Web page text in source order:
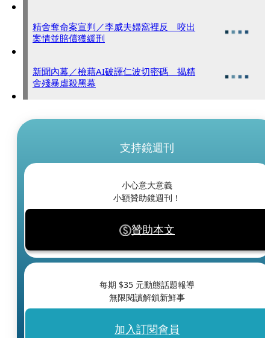
精舍奪命案宣判／李威夫婦窩裡反 咬出
案情並賠償獲緩刑
新聞內幕／檢藉AI破譯仁波切密碼 揭精
舍殘暴虐殺黑幕
支持鏡週刊
小心意大意義
小額贊助鏡週刊！
贊助本文
每期 $35 元動態話題報導
無限閱讀解鎖新鮮事
加入訂閱會員